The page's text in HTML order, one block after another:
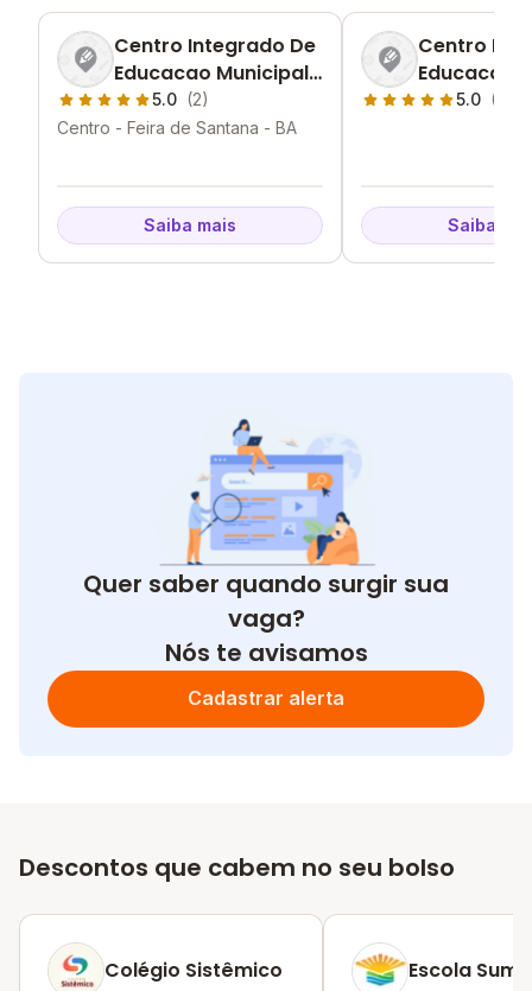
Centro Integrado De
Educacao Municipal
Professor Joselito
Falcao De Amorim
5.0 (2)
Centro - Feira de Santana - BA
Saiba mais
Centro
Educacao
Honorina
5.0 (1)
Saiba
Quer saber quando surgir sua
vaga?
Nós te avisamos
Cadastrar alerta
Descontos que cabem no seu bolso
Colégio Sistêmico Escola